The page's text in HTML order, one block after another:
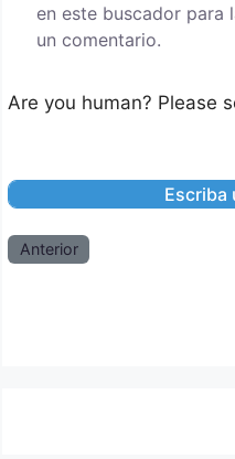
en este buscador para
un comentario.
Are you human? Please
Anterior